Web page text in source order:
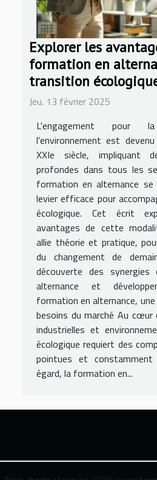
Explorer les
formation en
transition
Jeu. 13 février 2025
L'engagement pour
l'environnement est
XXIe siècle, impliquant
profondes dans tous les
formation en alternance
levier efficace pour
écologique. Cet écrit
avantages de cette
allie théorie et pratique,
du changement de
découverte des
alternance et
formation en alternance,
besoins du marché Au
industrielles et
écologique requiert des
pointues et
égard, la formation en...